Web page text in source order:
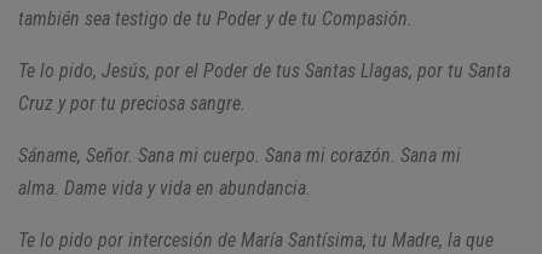
también sea testigo de tu Poder y de tu Compasión.
Te lo pido, Jesús, por el Poder de tus Santas Llagas, por tu Santa
Cruz y por tu preciosa sangre.
Sáname, Señor. Sana mi cuerpo. Sana mi corazón. Sana mi
alma. Dame vida y vida en abundancia.
Te lo pido por intercesión de María Santísima, tu Madre, la que